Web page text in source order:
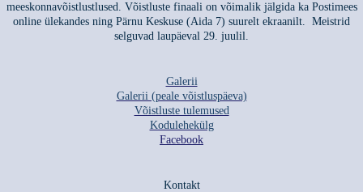
meeskonnavõistlustlused. Võistluste finaali on võimalik jälgida ka Postimees
online ülekandes ning Pärnu Keskuse (Aida 7) suurelt ekraanilt. Meistrid
selguvad laupäeval 29. juulil.
Galerii
Galerii (peale võistluspäeva)
Võistluste tulemused
Kodulehekülg
Facebook
Kontakt